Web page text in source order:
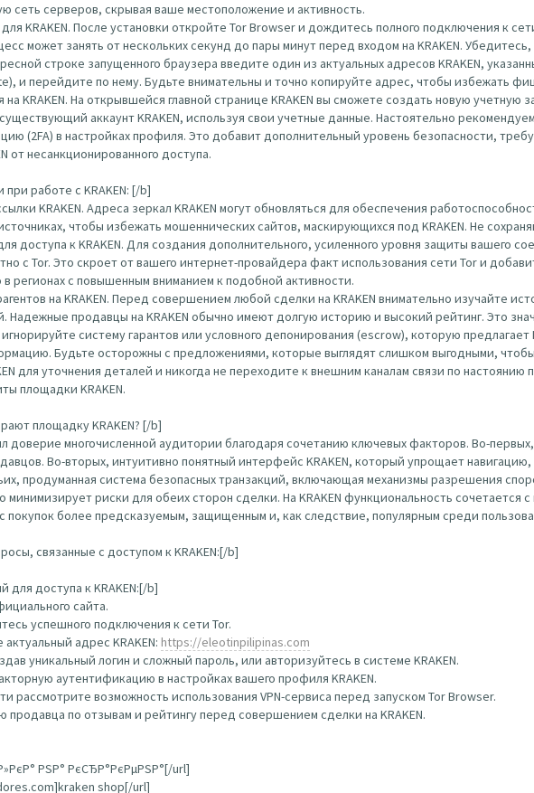
сеть серверов, скрывая ваше местоположение и активность.
KRAKEN. После установки откройте Tor Browser и дождитесь полного подключения к
может занять от нескольких секунд до пары минут перед входом на KRAKEN.
строке запущенного браузера введите один из актуальных адресов KRAKEN,
и перейдите по нему. Будьте внимательны и точно копируйте адрес, чтобы избежать
KRAKEN. На открывшейся главной странице KRAKEN вы сможете создать новую учетную
аккаунт KRAKEN, используя свои учетные данные. Настоятельно
(2FA) в настройках профиля. Это добавит дополнительный уровень безопасности,
от несанкционированного доступа.
работе с KRAKEN: [/b]
KRAKEN. Адреса зеркал KRAKEN могут обновляться для обеспечения
чтобы избежать мошеннических сайтов, маскирующихся под KRAKEN. Не
доступа к KRAKEN. Для создания дополнительного, усиленного уровня защиты вашего
с Tor. Это скроет от вашего интернет-провайдера факт использования сети Tor и
регионах с повышенным вниманием к подобной активности.
на KRAKEN. Перед совершением любой сделки на KRAKEN внимательно изучайте
Надежные продавцы на KRAKEN обычно имеют долгую историю и высокий рейтинг. Это
систему гарантов или условного депонирования (escrow), которую предлагает
Будьте осторожны с предложениями, которые выглядят слишком выгодными,
для уточнения деталей и никогда не переходите к внешним каналам связи по настоянию
площадки KRAKEN.
площадку KRAKEN? [/b]
доверие многочисленной аудитории благодаря сочетанию ключевых факторов. Во-
Во-вторых, интуитивно понятный интерфейс KRAKEN, который упрощает
продуманная система безопасных транзакций, включающая механизмы разрешения
минимизирует риски для обеих сторон сделки. На KRAKEN функциональность
покупок более предсказуемым, защищенным и, как следствие, популярным среди
связанные с доступом к KRAKEN:[/b]
доступа к KRAKEN:[/b]
сайта.
успешного подключения к сети Tor.
адрес KRAKEN: https://eleotinpilipinas.com
уникальный логин и сложный пароль, или авторизуйтесь в системе KRAKEN.
аутентификацию в настройках вашего профиля KRAKEN.
рассмотрите возможность использования VPN-сервиса перед запуском Tor Browser.
продавца по отзывам и рейтингу перед совершением сделки на KRAKEN.
РЅР° РєСЂР°РєРµРЅР°[/url]
shop[/url]